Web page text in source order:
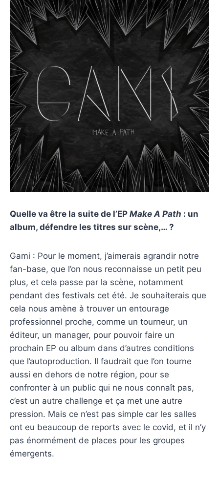
Quelle va être la suite de l’EP Make A Path : un
album, défendre les titres sur scène,… ?
Gami : Pour le moment, j’aimerais agrandir notre
fan-base, que l’on nous reconnaisse un petit peu
plus, et cela passe par la scène, notamment
pendant des festivals cet été. Je souhaiterais que
cela nous amène à trouver un entourage
professionnel proche, comme un tourneur, un
éditeur, un manager, pour pouvoir faire un
prochain EP ou album dans d’autres conditions
que l’autoproduction. Il faudrait que l’on tourne
aussi en dehors de notre région, pour se
confronter à un public qui ne nous connaît pas,
c’est un autre challenge et ça met une autre
pression. Mais ce n’est pas simple car les salles
ont eu beaucoup de reports avec le covid, et il n’y
pas énormément de places pour les groupes
émergents.